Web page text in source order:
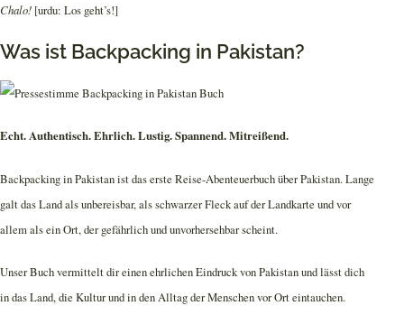
Chalo! [urdu: Los geht’s!]
Was ist Backpacking in Pakistan?
Echt. Authentisch. Ehrlich. Lustig. Spannend. Mitreißend.
Backpacking in Pakistan ist das erste Reise-Abenteuerbuch über Pakistan. Lange
galt das Land als unbereisbar, als schwarzer Fleck auf der Landkarte und vor
allem als ein Ort, der gefährlich und unvorhersehbar scheint.
Unser Buch vermittelt dir einen ehrlichen Eindruck von Pakistan und lässt dich
in das Land, die Kultur und in den Alltag der Menschen vor Ort eintauchen.